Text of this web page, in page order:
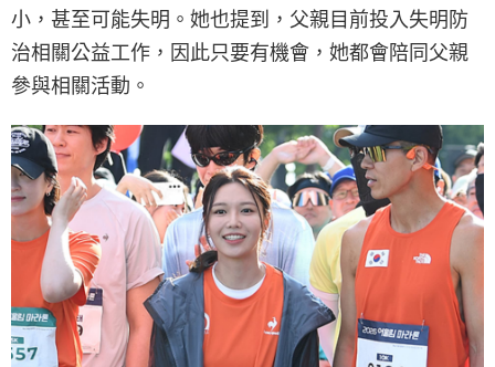
小，甚至可能失明。她也提到，父親目前投入失明防
治相關公益工作，因此只要有機會，她都會陪同父親
參與相關活動。